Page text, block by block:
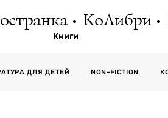
КоЛибри
Книги
ДЛЯ ДЕТЕЙ NON-FICTION